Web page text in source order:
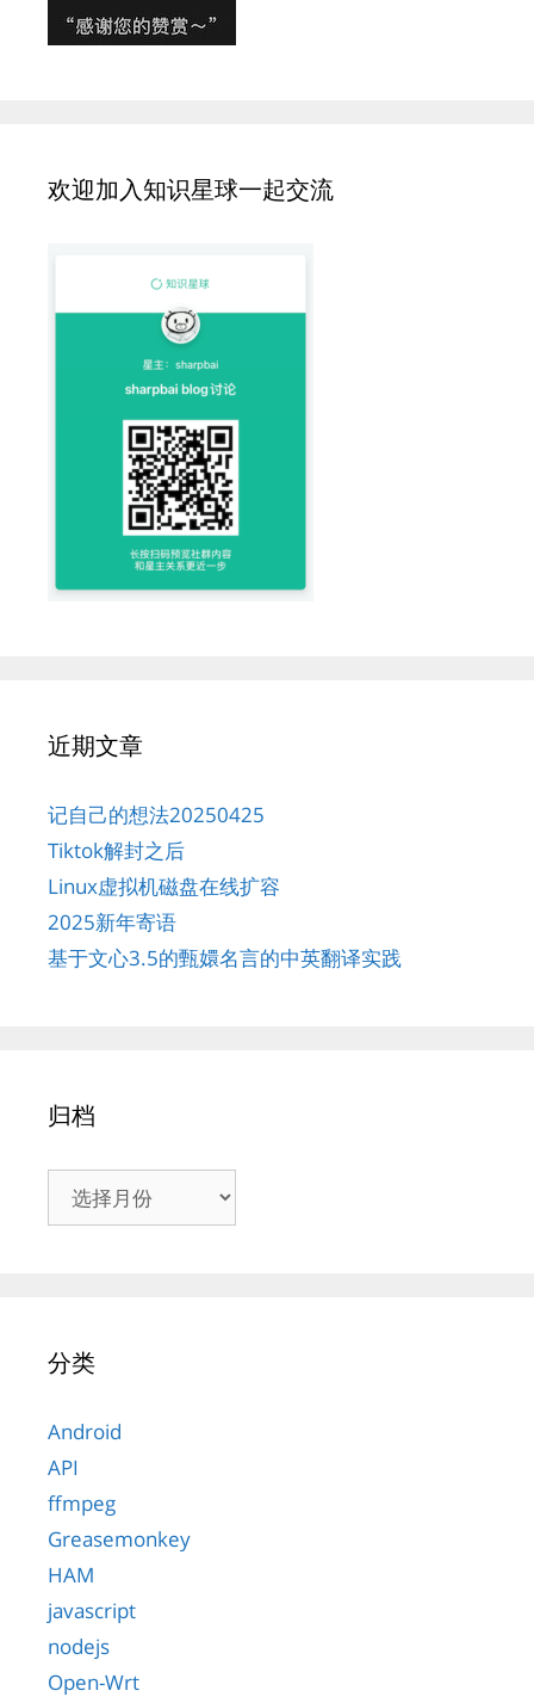
欢迎加入知识星球一起交流
近期文章
记自己的想法20250425
Tiktok解封之后
Linux虚拟机磁盘在线扩容
2025新年寄语
基于文心3.5的甄嬛名言的中英翻译实践
归档
分类
Android
API
ffmpeg
Greasemonkey
HAM
javascript
nodejs
Open-Wrt